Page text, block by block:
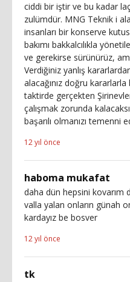
ciddi bir iştir ve bu kadar
zulümdür. MNG Teknik i
insanları bir konserve
bakımı bakkalcılıkla
ve gerekirse sürünürüz,
Verdiğiniz yanlış
alacağınız doğru
taktirde gerçekten
çalışmak zorunda
başarılı olmanızı temenni
12 yıl önce
haboma mukafat
daha dün hepsini kovarım
valla yalan onların günah
kardayız be bosver
12 yıl önce
tk